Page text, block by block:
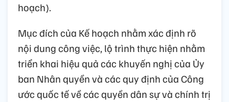
hoạch).
Mục đích của Kế hoạch nhằm xác định rõ
nội dung công việc, lộ trình thực hiện nhằm
triển khai hiệu quả các khuyến nghị của Ủy
ban Nhân quyền và các quy định của Công
ước quốc tế về các quyền dân sự và chính trị